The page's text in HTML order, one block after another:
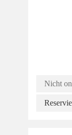
Nicht